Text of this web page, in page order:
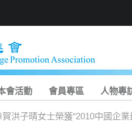
會活動 會員專區 人物專
賀洪子晴女士榮獲“2010中國企